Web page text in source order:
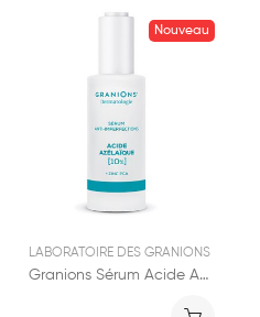
Nouveau
LABORATOIRE DES GRANIONS
Granions Sérum Acide Azelaïque 12% 30ml